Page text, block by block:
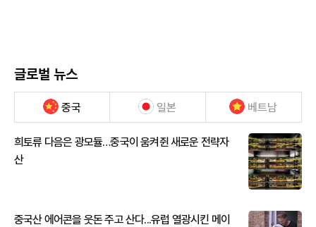
글로벌 뉴스
중국 일본 베트남
희토류 다음은 광모듈…중국이 움켜쥔 새로운 전략자
산
중국산 에어콘을 웃돈 주고 산다...유럽 열광시킨 메이